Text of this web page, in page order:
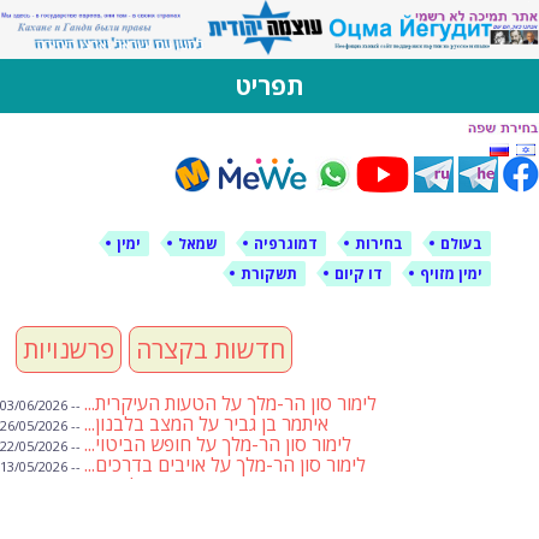
לימין עוצמה יהודית
אתר תמיכה ברוסית ובעברית
תפריט
דילוג
לתוכן
בעולם בחירות דמוגרפיה שמאל
ימין
ימין מזויף
דו קיום תשקורת
פרשנויות חדשות בקצרה
לימור סון הר-מלך על הטעות העיקרית... -- 03/06/2026
איתמר בן גביר על המצב בלבנון... -- 26/05/2026
לימור סון הר-מלך על חופש הביטוי... -- 22/05/2026
לימור סון הר-מלך על אויבים בדרכים... -- 13/05/2026
שבועת אמונים לדעאש